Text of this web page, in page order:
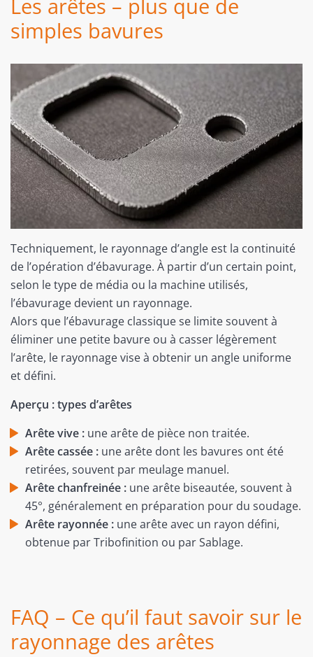
Les arêtes – plus que de
simples bavures
Techniquement, le rayonnage d’angle est la continuité
de l’opération d’ébavurage. À partir d’un certain point,
selon le type de média ou la machine utilisés,
l’ébavurage devient un rayonnage.
Alors que l’ébavurage classique se limite souvent à
éliminer une petite bavure ou à casser légèrement
l’arête, le rayonnage vise à obtenir un angle uniforme
et défini.
Aperçu : types d’arêtes
Arête vive : une arête de pièce non traitée.
Arête cassée :une arête dont les bavures ont été
retirées, souvent par meulage manuel.
Arête chanfreinée :une arête biseautée, souvent à
45°, généralement en préparation pour du soudage.
Arête rayonnée :une arête avec un rayon défini,
obtenue par Tribofinition ou par Sablage.
FAQ – Ce qu’il faut savoir sur le
rayonnage des arêtes